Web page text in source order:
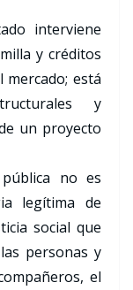
interviene
y créditos
está
y
un proyecto
no es
legítima de
social que
personas y
el